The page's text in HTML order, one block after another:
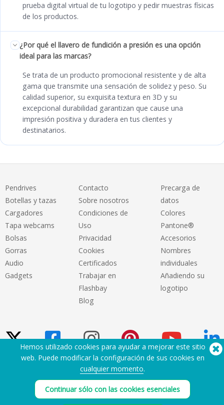
prueba digital virtual de tu logotipo y pedir muestras físicas
de los productos.
¿Por qué el llavero de fundición a presión es una opción
ideal para las marcas?
Se trata de un producto promocional resistente y de alta
gama que transmite una sensación de solidez y peso. Su
calidad superior, su exquisita textura en 3D y su
excepcional durabilidad garantizan que cause una
impresión positiva y duradera en tus clientes y
destinatarios.
Pendrives
Botellas y tazas
Cargadores
Tapa webcams
Bolsas
Gorras
Audio
Gadgets
Contacto
Sobre nosotros
Condiciones de
Uso
Privacidad
Cookies
Certificados
Trabajar en
Flashbay
Blog
Precarga de
datos
Colores
Pantone®
Accesorios
Nombres
individuales
Añadiendo su
logotipo
¿Necesita ayuda? Tlf:
Copyright © 2026 Flashbay
Hemos utilizado cookies para ayudar a mejorar este sitio
web. Puede modificar la configuración de sus cookies en
cualquier momento.
Continuar sólo con las cookies esenciales